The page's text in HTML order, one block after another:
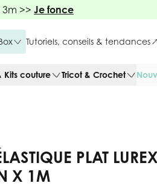
>> Je fonce
Tutoriels, conseils & tendances
Kits couture Tricot & Crochet
PLAT
X 1M